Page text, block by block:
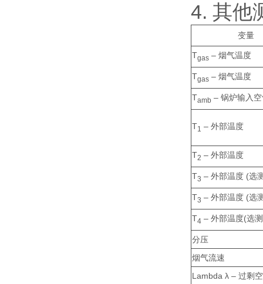
4. 其他
变量
Tgas – 烟气温度
Tgas – 烟气温度
Tamb – 锅炉输入
T1 – 外部温度
T2 – 外部温度
T3 – 外部温度 (选
T3 – 外部温度 (选
T4 – 外部温度(选
分压
烟气流速
Lambda λ – 过剩